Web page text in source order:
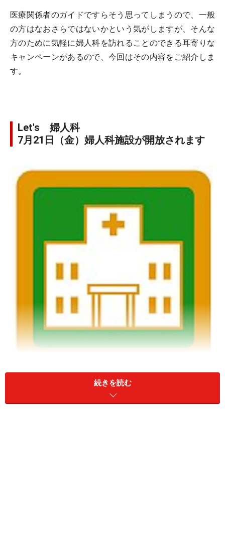
医療関係者のガイドですらそう思ってしまうので、一般
の方はなおさらではないかという気がしますが、そんな
方のために気軽に婦人科を訪れることのできる耳寄りな
キャンペーンがあるので、今回はその内容をご紹介しま
す。
Let's 婦人科
7月21日（金）婦人科施設が開放されます
気軽に婦人科へ
女性にとってなんでもお話できる婦人科のパートナード
続きを読む